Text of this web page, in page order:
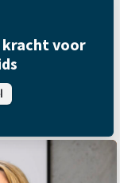
kracht voor